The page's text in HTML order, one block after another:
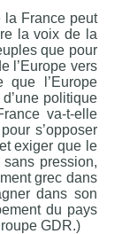
la France peut
la voix de la
que pour
l’Europe vers
que l’Europe
politique
va-t-elle
s’opposer
exiger que le
pression,
grec dans
dans son
du pays
GDR.)